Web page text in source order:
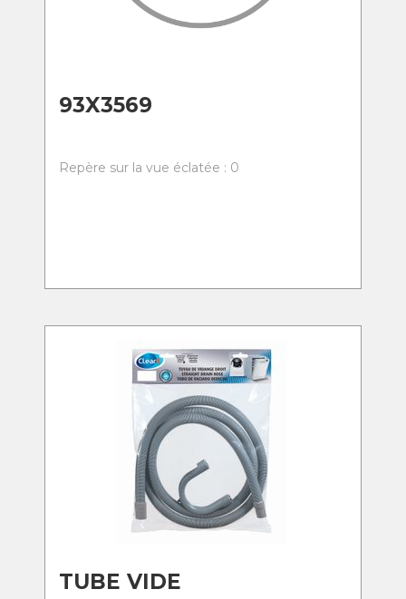
93X3569
Repère sur la vue éclatée : 0
TUBE VIDE